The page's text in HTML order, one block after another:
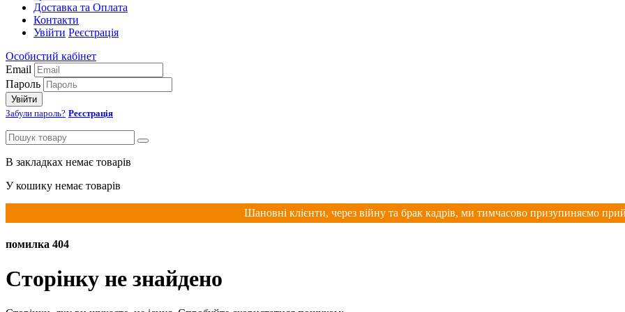
Доставка та Оплата
Контакти
Увійти Реєстрація
Особистий кабінет
Email
Пароль
Увійти
Забули пароль? Реєстрація
В закладках немає товарів
У кошику немає товарів
Шановні клієнти, через війну та брак кадрів, ми тимчасово призупиняємо
помилка 404
Сторінку не знайдено